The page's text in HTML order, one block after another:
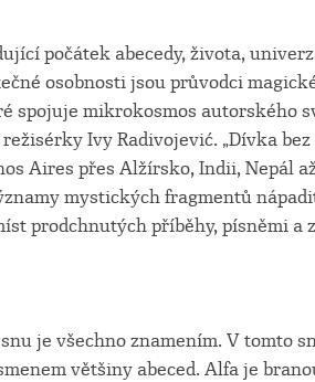
počátek abecedy, života,
osobnosti jsou průvodci
spojuje mikrokosmos autorského
Ivy Radivojević. „Dívka
Aires přes Alžírsko, Indii, Nepál
mystických fragmentů
prodchnutých příběhy, písněmi a
je všechno znamením. V tomto
většiny abeced. Alfa je